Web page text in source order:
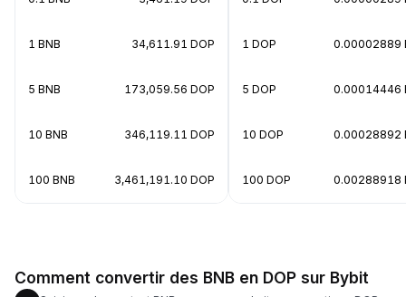
1 BNB 34,611.91 DOP
5 BNB 173,059.56 DOP
10 BNB 346,119.11 DOP
100 BNB 3,461,191.10 DOP
1 DOP 0.00002889
5 DOP 0.00014446
10 DOP 0.00028892
100 DOP 0.00288918
Comment convertir des BNB en DOP sur Bybit